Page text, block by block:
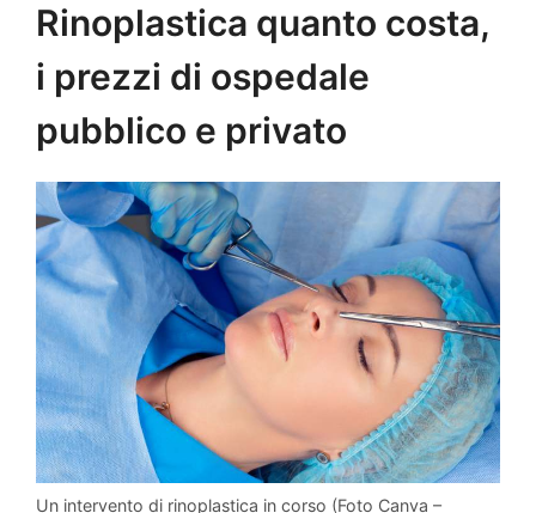
Rinoplastica quanto costa,
i prezzi di ospedale
pubblico e privato
Un intervento di rinoplastica in corso (Foto Canva –